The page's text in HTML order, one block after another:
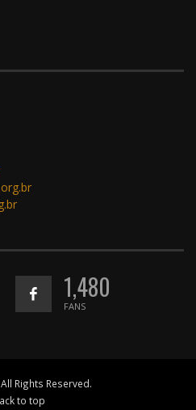
1,480
FANS
Rights Reserved.
to top